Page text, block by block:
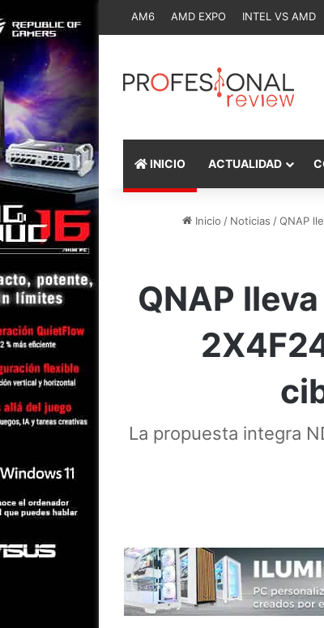
AM6 AMD EXPO INTEL VS AMD
INICIO ACTUALIDAD
Inicio / Noticias /QNAP
QNAP
La propuesta integra